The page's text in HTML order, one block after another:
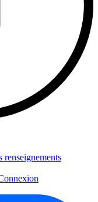
renseignements